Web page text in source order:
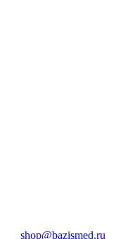
shop@bazismed.ru